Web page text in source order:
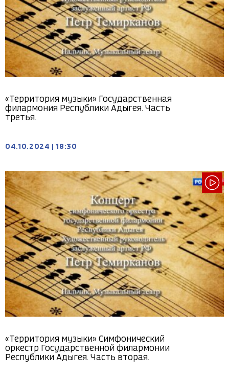
«Территория музыки» Государственная
филармония Республики Адыгея. Часть
третья.
04.10.2024 18:30
«Территория музыки» Симфонический
оркестр Государственной филармонии
Республики Адыгея. Часть вторая.